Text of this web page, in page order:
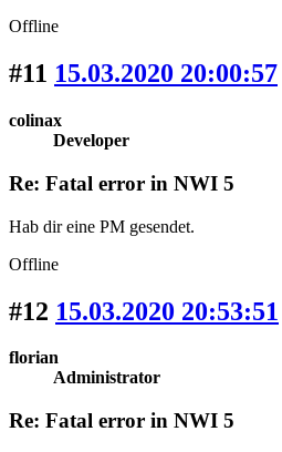
Offline
#11 15.03.2020 20:00:57
colinax
Developer
Re: Fatal error in NWI 5
Hab dir eine PM gesendet.
Offline
#12 15.03.2020 20:53:51
florian
Administrator
Re: Fatal error in NWI 5